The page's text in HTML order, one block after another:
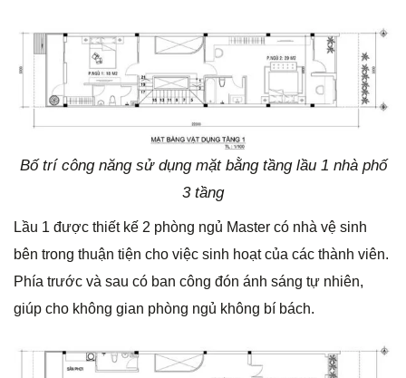
Bố trí công năng sử dụng mặt bằng tầng lầu 1 nhà phố
3 tầng
Lầu 1 được thiết kế 2 phòng ngủ Master có nhà vệ sinh
bên trong thuận tiện cho việc sinh hoạt của các thành viên.
Phía trước và sau có ban công đón ánh sáng tự nhiên,
giúp cho không gian phòng ngủ không bí bách.